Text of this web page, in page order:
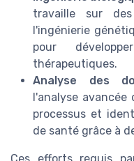
travaille sur
l'ingénierie
pour
thérapeutiques.
Analyse des
l'analyse
processus et
de santé grâce à